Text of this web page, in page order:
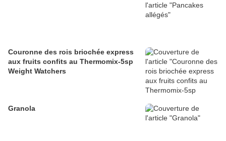
Couronne des rois briochée express
aux fruits confits au Thermomix-5sp
Weight Watchers
Granola